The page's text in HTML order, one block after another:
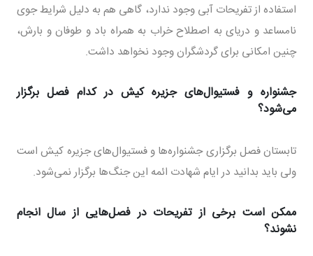
استفاده از تفریحات آبی وجود ندارد، گاهی هم به دلیل شرایط جوی
نامساعد و دریای به اصطلاح خراب به همراه باد و طوفان و بارش،
چنین امکانی برای گردشگران وجود نخواهد داشت.
جشنواره و فستیوال‌های جزیره کیش در کدام فصل برگزار
می‌شود؟
تابستان فصل برگزاری جشنواره‌ها و فستیوال‌های جزیره کیش است
ولی باید بدانید در ایام شهادت ائمه این جنگ‌ها برگزار نمی‌شود.
ممکن است برخی از تفریحات در فصل‌هایی از سال انجام
نشوند؟